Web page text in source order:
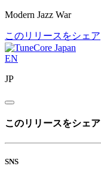
Modern Jazz War
このリリースをシェア
EN
JP
このリリースをシェア
SNS